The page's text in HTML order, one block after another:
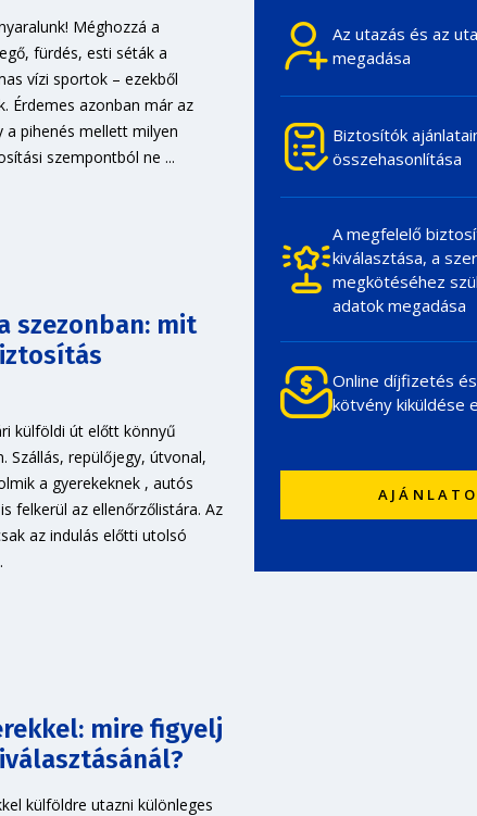
Méghozzá a
fürdés, esti séták a
vízi sportok – ezekből
Érdemes azonban már az
pihenés mellett milyen
szempontból ne ...
szezonban: mit
külföldi út előtt könnyű
Szállás, repülőjegy, útvonal,
a gyerekeknek , autós
felkerül az ellenőrzőlistára. Az
az indulás előtti utolsó
mire figyelj
külföldre utazni különleges
Az utazás és az
megadása
Biztosítók
összehasonlítása
A megfelelő
kiválasztása, a
megkötéséhez
adatok megadása
Online díjfizetés
kötvény kiküldése